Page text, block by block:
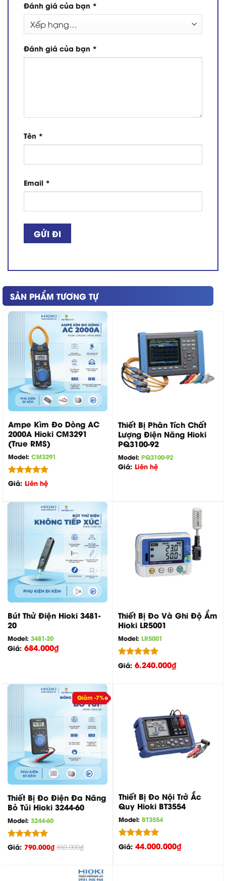
Đánh giá của bạn *
Đánh giá của bạn *
Tên *
Email *
SẢN PHẨM TƯƠNG TỰ
Ampe Kìm Đo Dòng AC
2000A Hioki CM3291
(True RMS)
Model: CM3291
Được xếp
Giá: Liên hệ
Thiết Bị Phân Tích Chất
Lượng Điện Năng Hioki
PQ3100-92
Model: PQ3100-92
Giá: Liên hệ
Bút Thử Điện Hioki 3481-
20
Model: 3481-20
Giá: 684.000₫
Thiết Bị Đo Và Ghi Độ Ẩm
Hioki LR5001
Model: LR5001
Được xếp
hạng5.00
Giá: 6.240.000₫
Giảm -7%
Thiết Bị Đo Điện Đa Năng
Bỏ Túi Hioki 3244-60
Model: 3244-60
Được xếp
Giá: 790.000₫ 850.000₫
Thiết Bị Đo Nội Trở Ắc
Quy Hioki BT3554
Model: BT3554
Được xếp
hạng
5.00
Giá: 44.000.000₫